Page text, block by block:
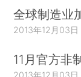
全球制造业
2013年12月03日
11月官方非
2013年12月03日